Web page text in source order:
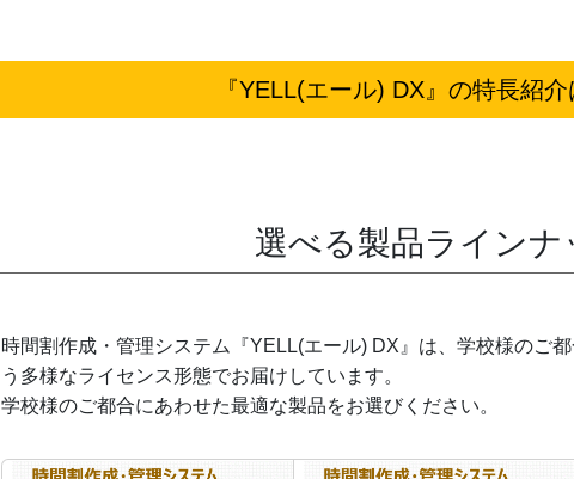
『YELL(エール) DX』の特長紹介
選べる製品ラインナ
時間割作成・管理システム『YELL(エール) DX』は、学校様のご
う多様なライセンス形態でお届けしています。
学校様のご都合にあわせた最適な製品をお選びください。